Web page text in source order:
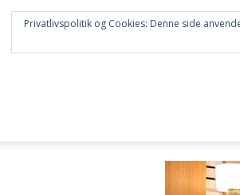
Privatlivspolitik og Cookies: Denne side